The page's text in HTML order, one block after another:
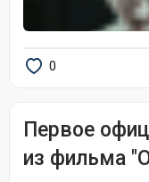
0
Первое
из фильма